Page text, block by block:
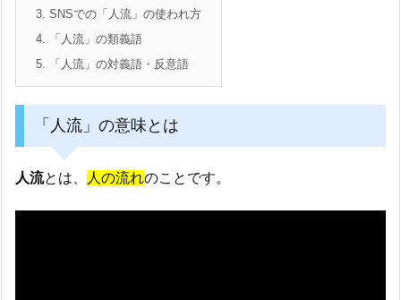
3. SNSでの「人流」の使われ方
4. 「人流」の類義語
5. 「人流」の対義語・反意語
「人流」の意味とは
人流とは、 人の流れのことです。